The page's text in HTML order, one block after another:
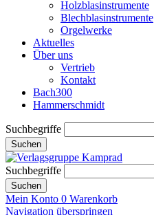
Holzblasinstrumente
Blechblasinstrumente
Orgelwerke
Aktuelles
Über uns
Vertrieb
Kontakt
Bach300
Hammerschmidt
Suchbegriffe
Suchen
Suchbegriffe
Suchen
Mein Konto 0 Warenkorb
Navigation überspringen